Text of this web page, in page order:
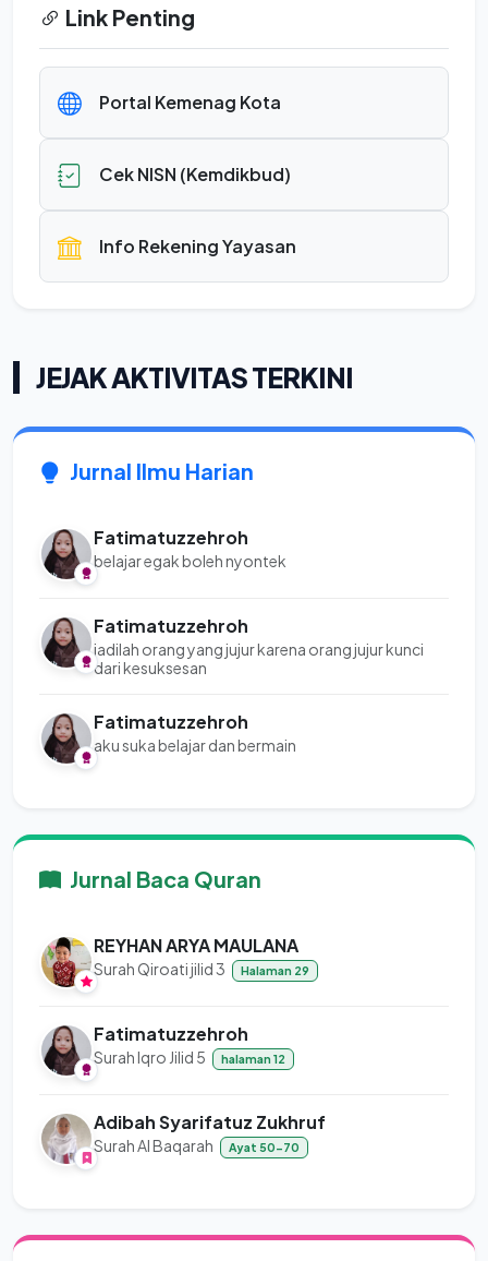
Link Penting
Portal Kemenag Kota
Cek NISN (Kemdikbud)
Info Rekening Yayasan
JEJAK AKTIVITAS TERKINI
Jurnal Ilmu Harian
Fatimatuzzehroh
belajar egak boleh nyontek
Fatimatuzzehroh
jadilah orang yang jujur karena orang jujur kunci
dari kesuksesan
Fatimatuzzehroh
aku suka belajar dan bermain
Jurnal Baca Quran
REYHAN ARYA MAULANA
Surah Qiroati jilid 3 Halaman 29
Fatimatuzzehroh
Surah Iqro Jilid 5 halaman 12
Adibah Syarifatuz Zukhruf
Surah Al Baqarah Ayat 50-70